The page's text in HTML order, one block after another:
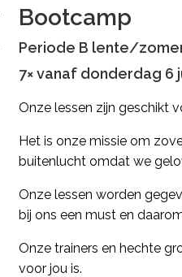
Bootcamp
Periode B lente/
7× vanaf donderdag 6
Onze lessen zijn geschikt
Het is onze missie om
buitenlucht omdat we
Onze lessen worden
bij ons een must en
Onze trainers en hechte
voor jou is.